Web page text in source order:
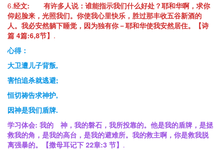
6.经文: 有许多人说：谁能指示我们什么好处？耶和华啊，求你
仰起脸来，光照我们。你使我心里快乐，胜过那丰收五谷新酒的
人。我必安然躺下睡觉，因为独有你－耶和华使我安然居住。【诗
篇 4篇:6,8节】 .
心得：
大卫遭儿子背叛,
害怕追杀就逃避;
恒切祷告求神护,
因神是我们盾牌.
学习体会: 我的 神，我的磐石，我所投靠的。他是我的盾牌，是拯
救我的角，是我的高台，是我的避难所。我的救主啊，你是救我脱
离强暴的。【撒母耳记下 22章:3 节】 .